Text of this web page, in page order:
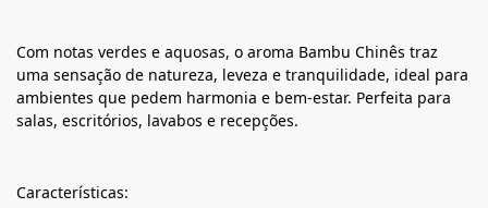
Com notas verdes e aquosas, o aroma Bambu Chinês traz
uma sensação de natureza, leveza e tranquilidade, ideal para
ambientes que pedem harmonia e bem-estar. Perfeita para
salas, escritórios, lavabos e recepções.
Características: